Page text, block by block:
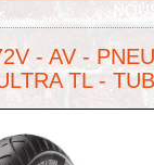
- AV -
TL -